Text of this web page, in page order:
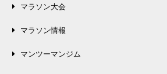
マラソン大会
マラソン情報
マンツーマンジム